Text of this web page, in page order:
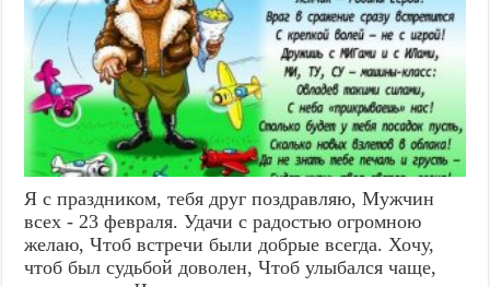
Я с праздником, тебя друг поздравляю, Мужчин
всех - 23 февраля. Удачи с радостью огромною
желаю, Чтоб встречи были добрые всегда. Хочу,
чтоб был судьбой доволен, Чтоб улыбался чаще,